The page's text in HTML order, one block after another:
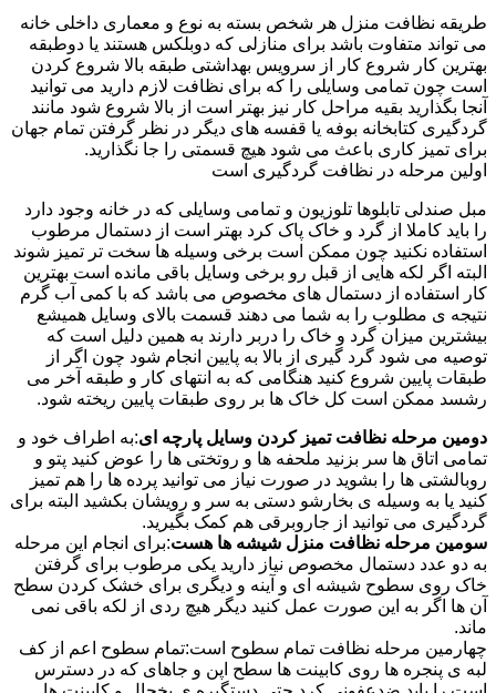
طریقه نظافت منزل هر شخص بسته به نوع و معماری داخلی خانه
می تواند متفاوت باشد برای منازلی که دوبلکس هستند یا دوطبقه
بهترین کار شروع کار از سرویس بهداشتی طبقه بالا شروع کردن
است چون تمامی وسایلی را که برای نظافت لازم دارید می توانید
آنجا بگذارید بقیه مراحل کار نیز بهتر است از بالا شروع شود مانند
گردگیری کتابخانه بوفه یا قفسه های دیگر در نظر گرفتن تمام جهان
برای تمیز کاری باعث می شود هیچ قسمتی را جا نگذارید.
اولین مرحله در نظافت گردگیری است
مبل صندلی تابلوها تلوزیون و تمامی وسایلی که در خانه وجود دارد
را باید کاملا از گرد و خاک پاک کرد بهتر است از دستمال مرطوب
استفاده نکنید چون ممکن است برخی وسیله ها سخت تر تمیز شوند
البته اگر لکه هایی از قبل رو برخی وسایل باقی مانده است بهترین
کار استفاده از دستمال های مخصوص می باشد که با کمی آب گرم
نتیجه ی مطلوب را به شما می دهند قسمت بالای وسایل همیشع
بیشترین میزان گرد و خاک را دربر دارند به همین دلیل است که
توصیه می شود گرد گیری از بالا به پایین انجام شود چون اگر از
طبقات پایین شروع کنید هنگامی که به انتهای کار و طبقه آخر می
رشسد ممکن است کل خاک ها بر روی طبقات پایین ریخته شود.
دومین مرحله نظافت تمیز کردن وسایل پارچه ای:به اطراف خود و
تمامی اتاق ها سر بزنید ملحفه ها و روتختی ها را عوض کنید پتو و
روبالشتی ها را بشوید در صورت نیاز می توانید پرده ها را هم تمیز
کنید یا به وسیله ی بخارشو دستی به سر و رویشان بکشید البته برای
گردگیری می توانید از جاروبرقی هم کمک بگیرید.
سومین مرحله نظافت منزل شیشه ها هست:برای انجام این مرحله
به دو عدد دستمال مخصوص نیاز دارید یکی مرطوب برای گرفتن
خاک روی سطوح شیشه ای و آینه و دیگری برای خشک کردن سطح
آن ها اگر به این صورت عمل کنید دیگر هیچ ردی از لکه باقی نمی
ماند.
چهارمین مرحله نظافت تمام سطوح است:تمام سطوح اعم از کف
لبه ی پنجره ها روی کابینت ها سطح اپن و جاهای که در دسترس